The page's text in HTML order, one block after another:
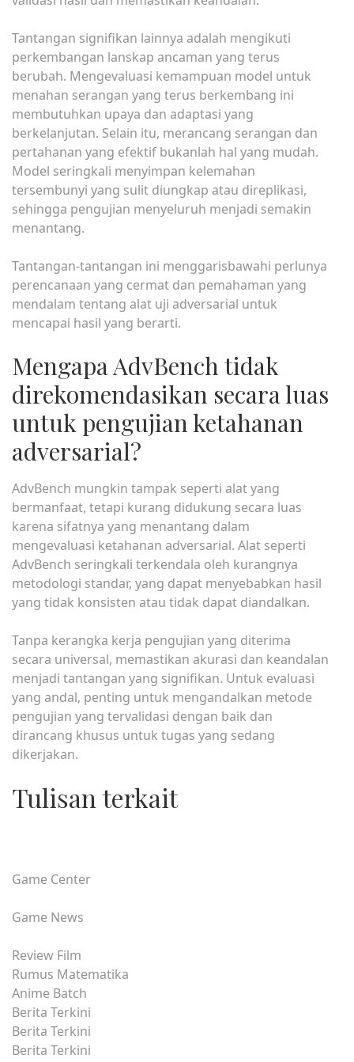
Tantangan signifikan lainnya adalah mengikuti
perkembangan lanskap ancaman yang terus
berubah. Mengevaluasi kemampuan model untuk
menahan serangan yang terus berkembang ini
membutuhkan upaya dan adaptasi yang
berkelanjutan. Selain itu, merancang serangan dan
pertahanan yang efektif bukanlah hal yang mudah.
Model seringkali menyimpan kelemahan
tersembunyi yang sulit diungkap atau direplikasi,
sehingga pengujian menyeluruh menjadi semakin
menantang.
Tantangan-tantangan ini menggarisbawahi perlunya
perencanaan yang cermat dan pemahaman yang
mendalam tentang alat uji adversarial untuk
mencapai hasil yang berarti.
Mengapa AdvBench tidak
direkomendasikan secara luas
untuk pengujian ketahanan
adversarial?
AdvBench mungkin tampak seperti alat yang
bermanfaat, tetapi kurang didukung secara luas
karena sifatnya yang menantang dalam
mengevaluasi ketahanan adversarial. Alat seperti
AdvBench seringkali terkendala oleh kurangnya
metodologi standar, yang dapat menyebabkan hasil
yang tidak konsisten atau tidak dapat diandalkan.
Tanpa kerangka kerja pengujian yang diterima
secara universal, memastikan akurasi dan keandalan
menjadi tantangan yang signifikan. Untuk evaluasi
yang andal, penting untuk mengandalkan metode
pengujian yang tervalidasi dengan baik dan
dirancang khusus untuk tugas yang sedang
dikerjakan.
Tulisan terkait
Game Center
Game News
Review Film
Rumus Matematika
Anime Batch
Berita Terkini
Berita Terkini
Berita Terkini